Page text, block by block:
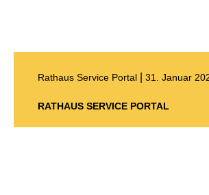
Rathaus Service Portal 31. Januar
RATHAUS SERVICE PORTAL